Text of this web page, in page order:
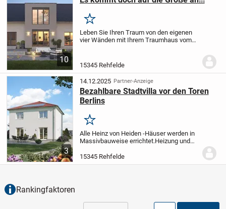
10
Merken
Leben Sie Ihren Traum von den eigenen
vier Wänden mit Ihrem Traumhaus vom
Sie mit an, verwirklichen Sie Ihre
15345 Rehfelde
3
14.12.2025 Partner-Anzeige
Bezahlbare Stadtvilla vor den Toren
Berlins
Merken
Alle Heinz von Heiden -Häuser werden in
Massivbauweise errichtet.Heizung und
Wärmepumpe inkl. Trinkwasserspeicher.
Auf dem Dach ist eine Photovoltaikanlage
15345 Rehfelde
Rankingfaktoren